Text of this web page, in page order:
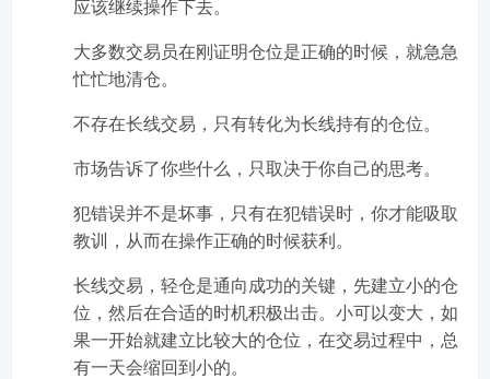
应该继续操作下去。
大多数交易员在刚证明仓位是正确的时候，就急急
忙忙地清仓。
不存在长线交易，只有转化为长线持有的仓位。
市场告诉了你些什么，只取决于你自己的思考。
犯错误并不是坏事，只有在犯错误时，你才能吸取
教训，从而在操作正确的时候获利。
长线交易，轻仓是通向成功的关键，先建立小的仓
位，然后在合适的时机积极出击。小可以变大，如
果一开始就建立比较大的仓位，在交易过程中，总
有一天会缩回到小的。